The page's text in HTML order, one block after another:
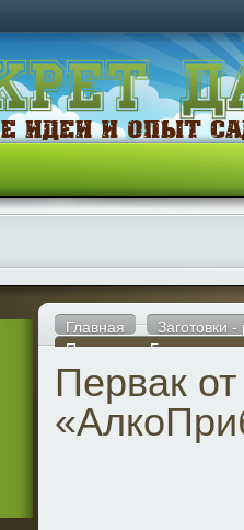
Главная Заготовки
Первак от «Горыныча»
Первак